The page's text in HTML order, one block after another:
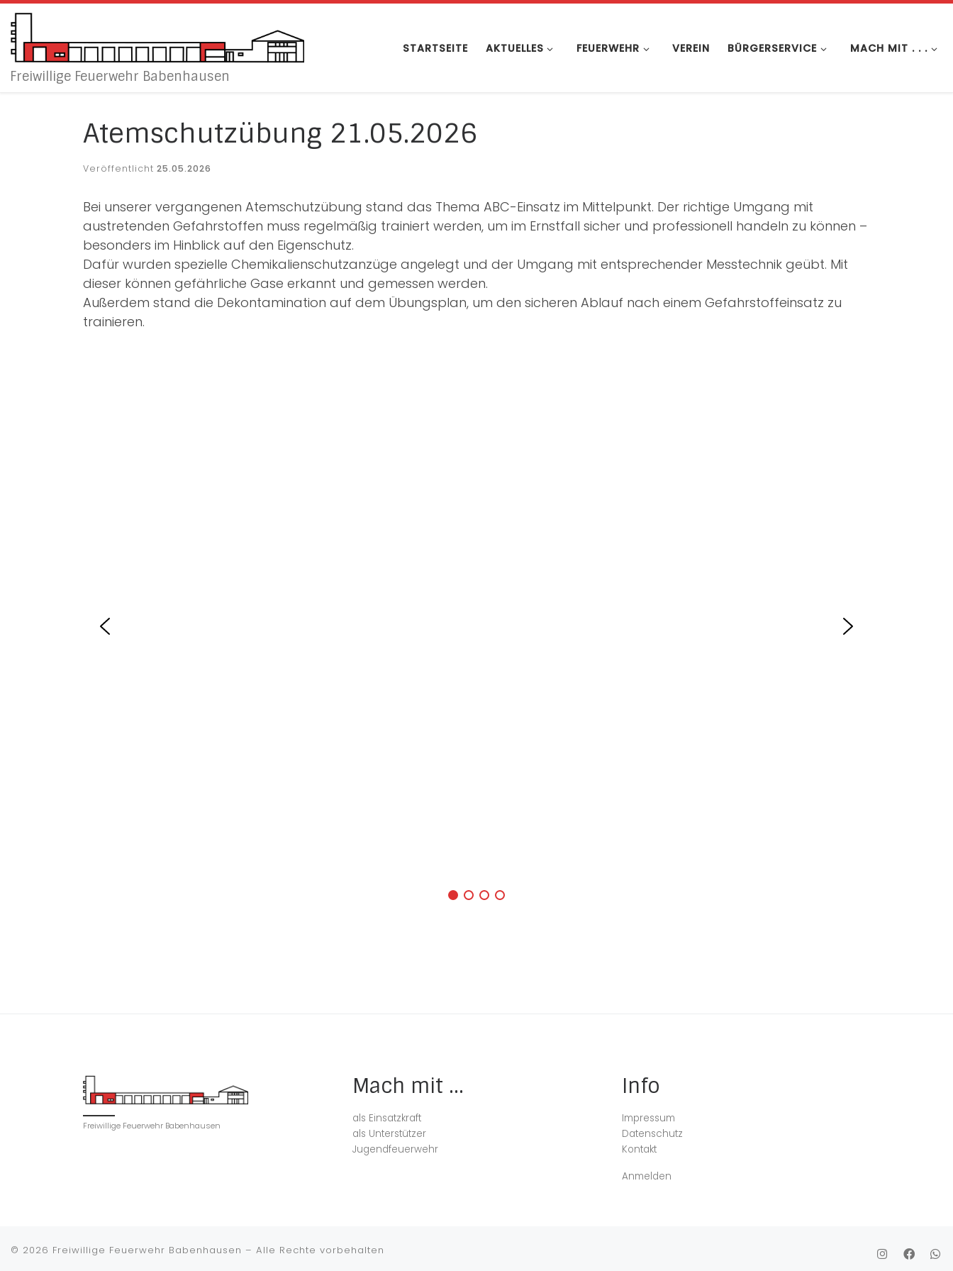
Freiwillige Feuerwehr Babenhausen
STARTSEITE AKTUELLES FEUERWEHR VEREIN BÜRGERSERVICE MACH MIT . . .
Atemschutzübung 21.05.2026
Veröffentlicht 25.05.2026
Bei unserer vergangenen Atemschutzübung stand das Thema ABC-Einsatz im Mittelpunkt. Der richtige Umgang mit
austretenden Gefahrstoffen muss regelmäßig trainiert werden, um im Ernstfall sicher und professionell handeln zu können –
besonders im Hinblick auf den Eigenschutz.
Dafür wurden spezielle Chemikalienschutzanzüge angelegt und der Umgang mit entsprechender Messtechnik geübt. Mit
dieser können gefährliche Gase erkannt und gemessen werden.
Außerdem stand die Dekontamination auf dem Übungsplan, um den sicheren Ablauf nach einem Gefahrstoffeinsatz zu
trainieren.
Freiwillige Feuerwehr Babenhausen
Mach mit ...
als Einsatzkraft
als Unterstützer
Jugendfeuerwehr
Info
Impressum
Datenschutz
Kontakt
Anmelden
© 2026 Freiwillige Feuerwehr Babenhausen – Alle Rechte vorbehalten